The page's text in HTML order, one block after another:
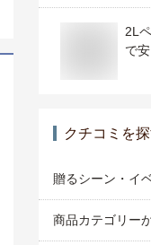
2L
で
クチコミを
贈るシーン・イ
商品カテゴリー